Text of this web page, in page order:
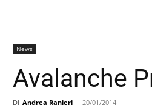
News
Avalanche
Di Andrea Ranieri - 20/01/2014